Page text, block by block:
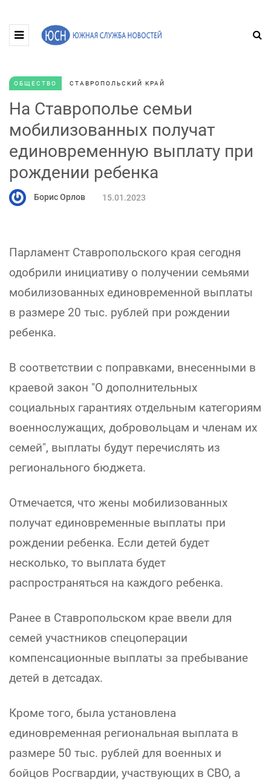
ОБЩЕСТВО СТАВРОПОЛЬСКИЙ КРАЙ
На Ставрополье семьи
мобилизованных получат
единовременную выплату при
рождении ребенка
Борис Орлов 15.01.2023
Парламент Ставропольского края сегодня
одобрили инициативу о получении семьями
мобилизованных единовременной выплаты
в размере 20 тыс. рублей при рождении
ребенка.
В соответствии с поправками, внесенными в
краевой закон "О дополнительных
социальных гарантиях отдельным категориям
военнослужащих, добровольцам и членам их
семей", выплаты будут перечислять из
регионального бюджета.
Отмечается, что жены мобилизованных
получат единовременные выплаты при
рождении ребенка. Если детей будет
несколько, то выплата будет
распространяться на каждого ребенка.
Ранее в Ставропольском крае ввели для
семей участников спецоперации
компенсационные выплаты за пребывание
детей в детсадах.
Кроме того, была установлена
единовременная региональная выплата в
размере 50 тыс. рублей для военных и
бойцов Росгвардии, участвующих в СВО, а